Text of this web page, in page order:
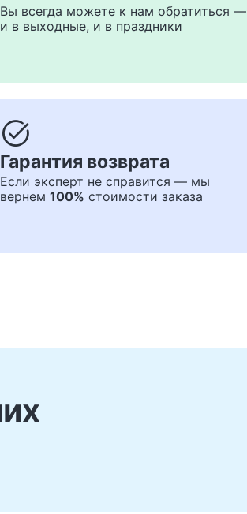
Вы всегда можете к нам обратиться —
и в выходные, и в праздники
task_alt
Гарантия возврата
Если эксперт не справится — мы
вернем 100% стоимости заказа